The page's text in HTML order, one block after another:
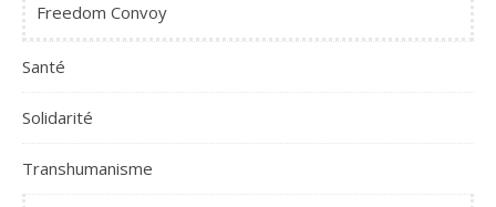
Freedom Convoy
Santé
Solidarité
Transhumanisme